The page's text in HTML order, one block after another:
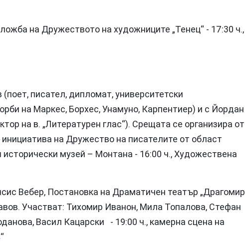
на Дружеството на художниците „Тенец“ - 17:30 ч.,
писател, дипломат, университетски
на Маркес, Борхес, Унамуно, Карпентиер) и с Йордан
на в. „Литературен глас“). Срещата се организира от
на Дружество на писателите от област
музей – Монтана - 16:00 ч., Художествена
Вебер, Постановка на Драматичен театър „Драгомир
Участват: Тихомир Иванон, Мила Топалова, Стефан
Васил Кацарски - 19:00 ч., камерна сцена на